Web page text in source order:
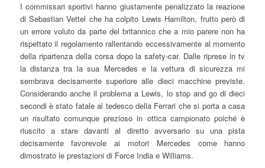
I commissari sportivi hanno giustamente penalizzato la reazione
di Sebastian Vettel che ha colpito Lewis Hamilton, frutto però di
un errore voluto da parte del britannico che a mio parere non ha
rispettato il regolamento rallentando eccessivamente al momento
della ripartenza della corsa dopo la safety-car. Dalle riprese in tv
la distanza tra la sua Mercedes e la vettura di sicurezza mi
sembrava decisamente superiore alle dieci macchine previste.
Considerando anche il problema a Lewis, lo stop and go di dieci
secondi è stato fatale al tedesco della Ferrari che si porta a casa
un risultato comunque prezioso in ottica campionato poiché è
riuscito a stare davanti al diretto avversario su una pista
decisamente favorevole ai motori Mercedes come hanno
dimostrato le prestazioni di Force India e Williams.